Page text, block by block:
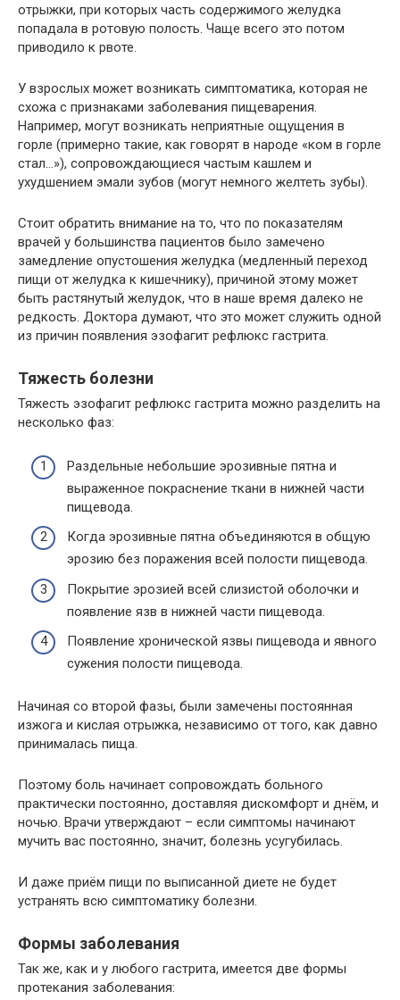
отрыжки, при которых часть содержимого желудка
попадала в ротовую полость. Чаще всего это потом
приводило к рвоте.
У взрослых может возникать симптоматика, которая не
схожа с признаками заболевания пищеварения.
Например, могут возникать неприятные ощущения в
горле (примерно такие, как говорят в народе «ком в горле
стал…»), сопровождающиеся частым кашлем и
ухудшением эмали зубов (могут немного желтеть зубы).
Стоит обратить внимание на то, что по показателям
врачей у большинства пациентов было замечено
замедление опустошения желудка (медленный переход
пищи от желудка к кишечнику), причиной этому может
быть растянутый желудок, что в наше время далеко не
редкость. Доктора думают, что это может служить одной
из причин появления эзофагит рефлюкс гастрита.
Тяжесть болезни
Тяжесть эзофагит рефлюкс гастрита можно разделить на
несколько фаз:
Раздельные небольшие эрозивные пятна и
выраженное покраснение ткани в нижней части
пищевода.
Когда эрозивные пятна объединяются в общую
эрозию без поражения всей полости пищевода.
Покрытие эрозией всей слизистой оболочки и
появление язв в нижней части пищевода.
Появление хронической язвы пищевода и явного
сужения полости пищевода.
Начиная со второй фазы, были замечены постоянная
изжога и кислая отрыжка, независимо от того, как давно
принималась пища.
Поэтому боль начинает сопровождать больного
практически постоянно, доставляя дискомфорт и днём, и
ночью. Врачи утверждают – если симптомы начинают
мучить вас постоянно, значит, болезнь усугубилась.
И даже приём пищи по выписанной диете не будет
устранять всю симптоматику болезни.
Формы заболевания
Так же, как и у любого гастрита, имеется две формы
протекания заболевания: